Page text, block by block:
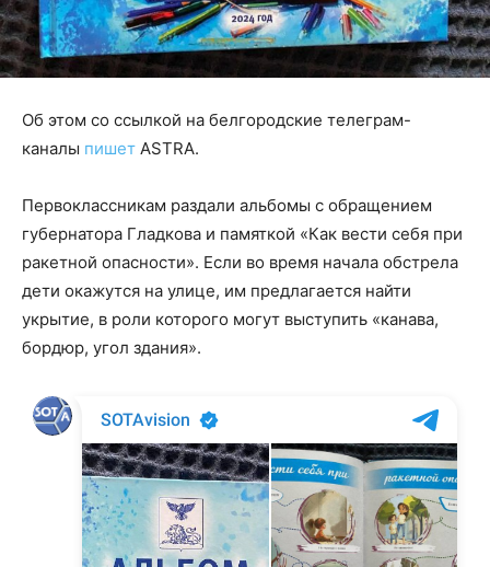
Об этом со ссылкой на белгородские телеграм-
каналы пишет ASTRA.
Первоклассникам раздали альбомы с обращением
губернатора Гладкова и памяткой «Как вести себя при
ракетной опасности». Если во время начала обстрела
дети окажутся на улице, им предлагается найти
укрытие, в роли которого могут выступить «канава,
бордюр, угол здания».